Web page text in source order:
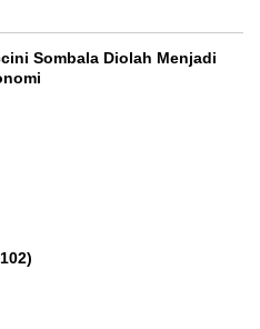
Sombala Diolah Menjadi